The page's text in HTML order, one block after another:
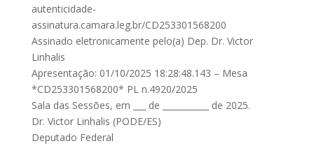
autenticidade-
assinatura.camara.leg.br/CD253301568200
Assinado eletronicamente pelo(a) Dep. Dr. Victor
Linhalis
Apresentação: 01/10/2025 18:28:48.143 – Mesa
*CD253301568200* PL n.4920/2025
Sala das Sessões, em ___ de ___________ de 2025.
Dr. Victor Linhalis (PODE/ES)
Deputado Federal